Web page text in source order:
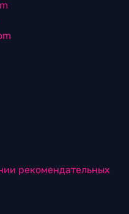
рекомендательных